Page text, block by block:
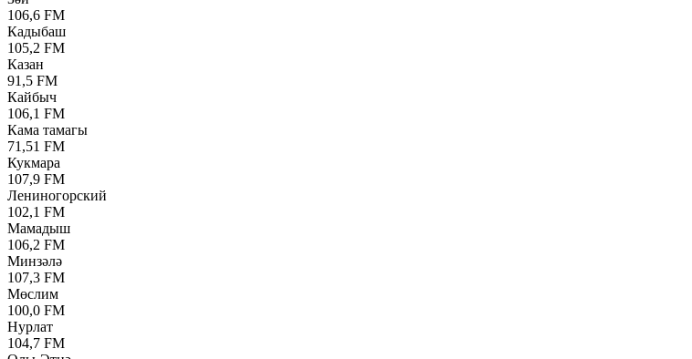
106,6 FM
Кадыбаш
105,2 FM
Казан
91,5 FM
Кайбыч
106,1 FM
Кама тамагы
71,51 FM
Кукмара
107,9 FM
Лениногорский
102,1 FM
Мамадыш
106,2 FM
Минзәлә
107,3 FM
Мөслим
100,0 FM
Нурлат
104,7 FM